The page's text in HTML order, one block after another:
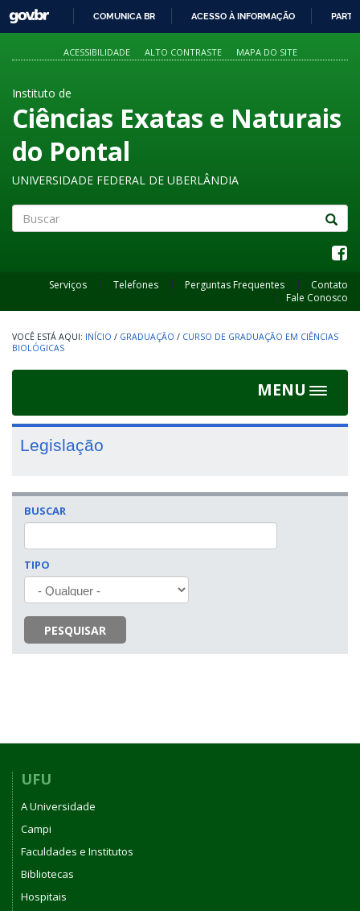
PARA
O
GOVBR
COMUNICA BR ACESSO À INFORMAÇÃO
ACESSIBILIDADE ALTO CONTRASTE MAPA DO SITE
Instituto de
Ciências Exatas e Naturais
do Pontal
UNIVERSIDADE FEDERAL DE UBERLÂNDIA
Serviços Telefones Perguntas Frequentes
Contato
Fale Conosco
INÍCIO / GRADUAÇÃO / CURSO DE GRADUAÇÃO EM CIÊNCIAS
BIOLÓGICAS
MENU
Toggle
Legislação
BUSCAR
TIPO
PESQUISAR
UFU
A Universidade
Campi
Faculdades e Institutos
Bibliotecas
Hospitais